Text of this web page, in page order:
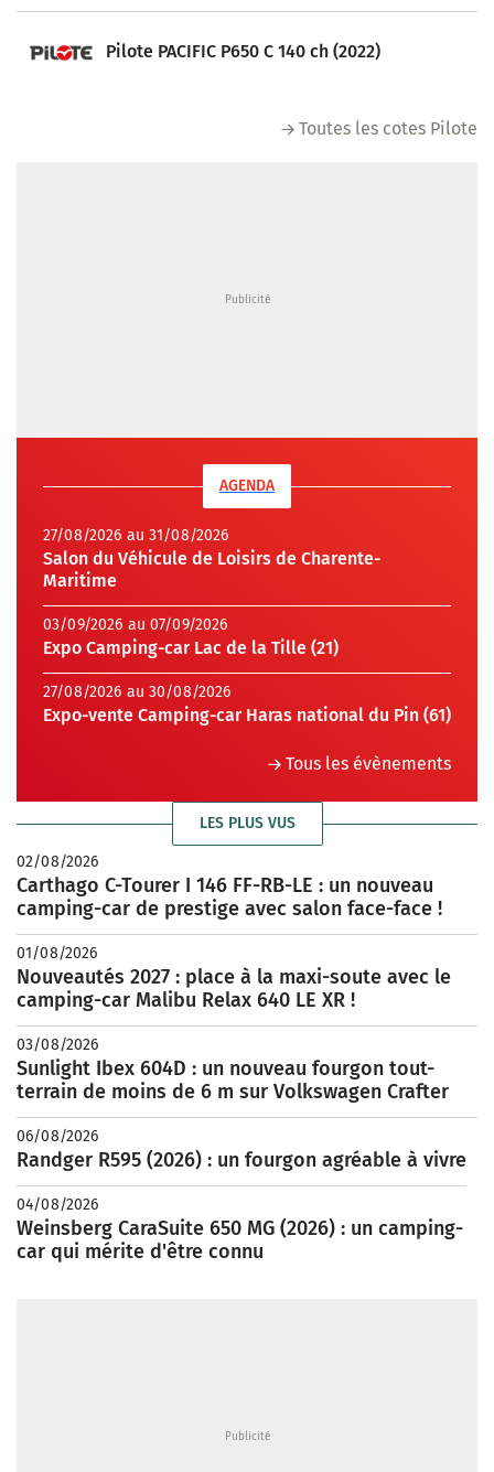
Pilote PACIFIC P650 C 140 ch (2022)
Toutes les cotes Pilote
AGENDA
27/08/2026 au 31/08/2026
Salon du Véhicule de Loisirs de Charente-
Maritime
03/09/2026 au 07/09/2026
Expo Camping-car Lac de la Tille (21)
27/08/2026 au 30/08/2026
Expo-vente Camping-car Haras national du Pin (61)
Tous les évènements
LES PLUS VUS
02/08/2026
Carthago C-Tourer I 146 FF-RB-LE : un nouveau
camping-car de prestige avec salon face-face !
01/08/2026
Nouveautés 2027 : place à la maxi-soute avec le
camping-car Malibu Relax 640 LE XR !
03/08/2026
Sunlight Ibex 604D : un nouveau fourgon tout-
terrain de moins de 6 m sur Volkswagen Crafter
06/08/2026
Randger R595 (2026) : un fourgon agréable à vivre
04/08/2026
Weinsberg CaraSuite 650 MG (2026) : un camping-
car qui mérite d'être connu